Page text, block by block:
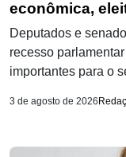
econômica,
Deputados e
recesso
importantes para o
3 de agosto de 2026